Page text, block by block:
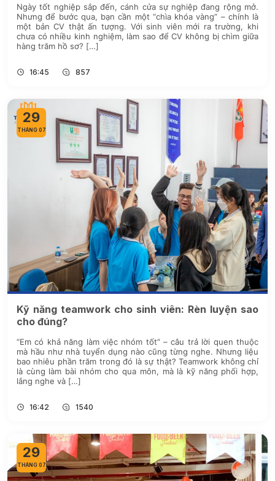
Ngày tốt nghiệp sắp đến, cánh cửa sự nghiệp đang rộng mở.
Nhưng để bước qua, bạn cần một “chìa khóa vàng” – chính là
một bản CV thật ấn tượng. Với sinh viên mới ra trường, khi
chưa có nhiều kinh nghiệm, làm sao để CV không bị chìm giữa
hàng trăm hồ sơ? […]
16:45 857
29
THÁNG 07
Kỹ năng teamwork cho sinh viên: Rèn luyện sao
cho đúng?
“Em có khả năng làm việc nhóm tốt” – câu trả lời quen thuộc
mà hầu như nhà tuyển dụng nào cũng từng nghe. Nhưng liệu
bao nhiêu phần trăm trong đó là sự thật? Teamwork không chỉ
là cùng làm bài nhóm cho qua môn, mà là kỹ năng phối hợp,
lắng nghe và […]
16:42 1540
29
THÁNG 07